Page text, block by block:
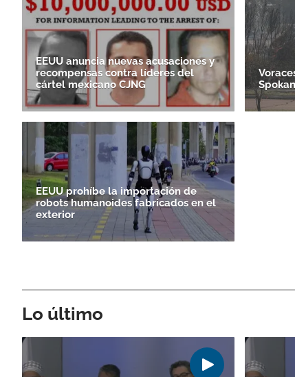
EEUU anuncia nuevas acusaciones y
recompensas contra líderes del
cártel mexicano CJNG
EEUU prohíbe la importación de
robots humanoides fabricados en el
exterior
Lo último